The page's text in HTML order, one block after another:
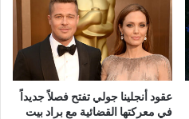
عقود أنجلينا جولي تفتح فصلاً جديداً
في معركتها القضائية مع براد بيت